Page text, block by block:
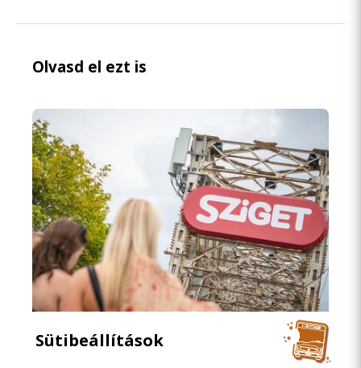
Olvasd el ezt is
Sütibeállítások